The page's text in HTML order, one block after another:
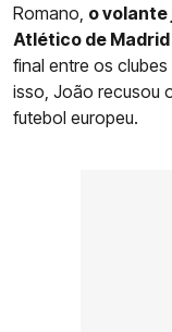
Romano, o volante
Atlético de Madrid
final entre os
isso, João recusou
futebol europeu.